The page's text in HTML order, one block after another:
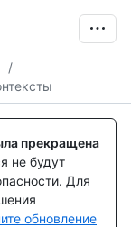
/
прекращена
не будут
Для
обновление